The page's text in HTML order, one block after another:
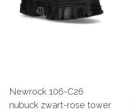
Newrock 106-C26
nubuck zwart-rose tower